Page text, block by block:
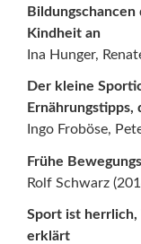
Kindheit an
Ina Hunger,
Der kleine
Ingo Froböse,
Frühe
Rolf Schwarz
Sport ist herrlich,
erklärt